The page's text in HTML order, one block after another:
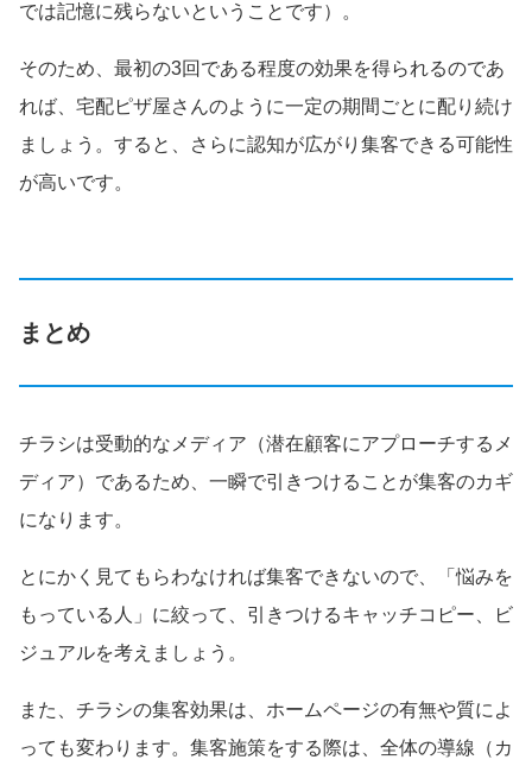
では記憶に残らないということです）。
そのため、最初の3回である程度の効果を得られるのであ
れば、宅配ピザ屋さんのように一定の期間ごとに配り続け
ましょう。すると、さらに認知が広がり集客できる可能性
が高いです。
まとめ
チラシは受動的なメディア（潜在顧客にアプローチするメ
ディア）であるため、一瞬で引きつけることが集客のカギ
になります。
とにかく見てもらわなければ集客できないので、「悩みを
もっている人」に絞って、引きつけるキャッチコピー、ビ
ジュアルを考えましょう。
また、チラシの集客効果は、ホームページの有無や質によ
っても変わります。集客施策をする際は、全体の導線（カ